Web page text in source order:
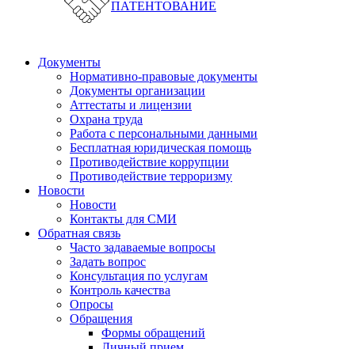
ПАТЕНТОВАНИЕ
Документы
Нормативно-правовые документы
Документы организации
Аттестаты и лицензии
Охрана труда
Работа с персональными данными
Бесплатная юридическая помощь
Противодействие коррупции
Противодействие терроризму
Новости
Новости
Контакты для СМИ
Обратная связь
Часто задаваемые вопросы
Задать вопрос
Консультация по услугам
Контроль качества
Опросы
Обращения
Формы обращений